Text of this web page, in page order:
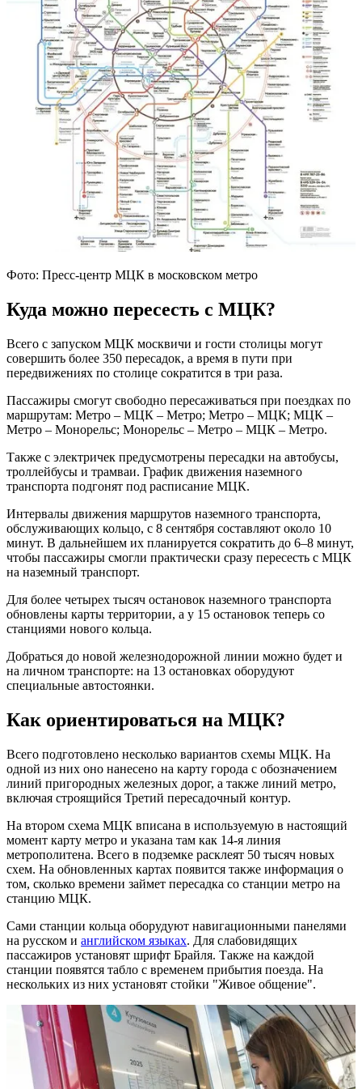
Фото: Пресс-центр МЦК в московском метро
Куда можно пересесть с МЦК?
Всего с запуском МЦК москвичи и гости столицы могут
совершить более 350 пересадок, а время в пути при
передвижениях по столице сократится в три раза.
Пассажиры смогут свободно пересаживаться при поездках по
маршрутам: Метро – МЦК – Метро; Метро – МЦК; МЦК –
Метро – Монорельс; Монорельс – Метро – МЦК – Метро.
Также с электричек предусмотрены пересадки на автобусы,
троллейбусы и трамваи. График движения наземного
транспорта подгонят под расписание МЦК.
Интервалы движения маршрутов наземного транспорта,
обслуживающих кольцо, с 8 сентября составляют около 10
минут. В дальнейшем их планируется сократить до 6–8 минут,
чтобы пассажиры смогли практически сразу пересесть с МЦК
на наземный транспорт.
Для более четырех тысяч остановок наземного транспорта
обновлены карты территории, а у 15 остановок теперь со
станциями нового кольца.
Добраться до новой железнодорожной линии можно будет и
на личном транспорте: на 13 остановках оборудуют
специальные автостоянки.
Как ориентироваться на МЦК?
Всего подготовлено несколько вариантов схемы МЦК. На
одной из них оно нанесено на карту города с обозначением
линий пригородных железных дорог, а также линий метро,
включая строящийся Третий пересадочный контур.
На втором схема МЦК вписана в используемую в настоящий
момент карту метро и указана там как 14-я линия
метрополитена. Всего в подземке расклеят 50 тысяч новых
схем. На обновленных картах появится также информация о
том, сколько времени займет пересадка со станции метро на
станцию МЦК.
Сами станции кольца оборудуют навигационными панелями
на русском и английском языках. Для слабовидящих
пассажиров установят шрифт Брайля. Также на каждой
станции появятся табло с временем прибытия поезда. На
нескольких из них установят стойки "Живое общение".